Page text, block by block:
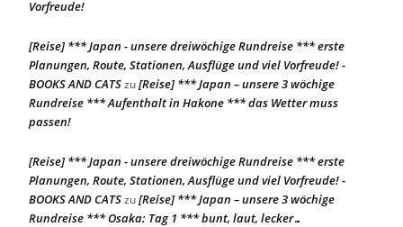
Vorfreude!
[Reise] *** Japan - unsere dreiwöchige Rundreise *** erste
Planungen, Route, Stationen, Ausflüge und viel Vorfreude! -
BOOKS AND CATSzu[Reise] *** Japan – unsere 3 wöchige
Rundreise *** Aufenthalt in Hakone *** das Wetter muss
passen!
[Reise] *** Japan - unsere dreiwöchige Rundreise *** erste
Planungen, Route, Stationen, Ausflüge und viel Vorfreude! -
BOOKS AND CATSzu[Reise] *** Japan – unsere 3 wöchige
Rundreise *** Osaka: Tag 1 *** bunt, laut, lecker…